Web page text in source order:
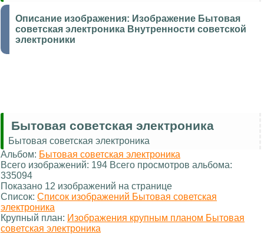
Описание изображения: Изображение Бытовая
советская электроника Внутренности советской
электроники
Бытовая советская электроника
Бытовая советская электроника
Альбом: Бытовая советская электроника
Всего изображений: 194 Всего просмотров альбома:
335094
Показано 12 изображений на странице
Список: Список изображений Бытовая советская
электроника
Крупный план: Изображения крупным планом Бытовая
советская электроника